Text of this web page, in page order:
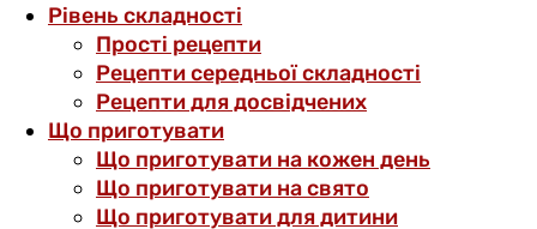
Рівень складності
Прості рецепти
Рецепти середньої складності
Рецепти для досвідчених
Що приготувати
Що приготувати на кожен день
Що приготувати на свято
Що приготувати для дитини